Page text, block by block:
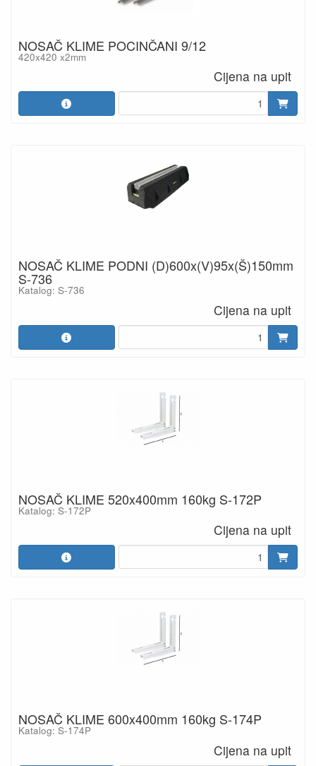
NOSAČ KLIME POCINČANI 9/12
420x420 x2mm
Cijena na upit
NOSAČ KLIME PODNI (D)600x(V)95x(Š)150mm
S-736
Katalog: S-736
Cijena na upit
NOSAČ KLIME 520x400mm 160kg S-172P
Katalog: S-172P
Cijena na upit
NOSAČ KLIME 600x400mm 160kg S-174P
Katalog: S-174P
Cijena na upit